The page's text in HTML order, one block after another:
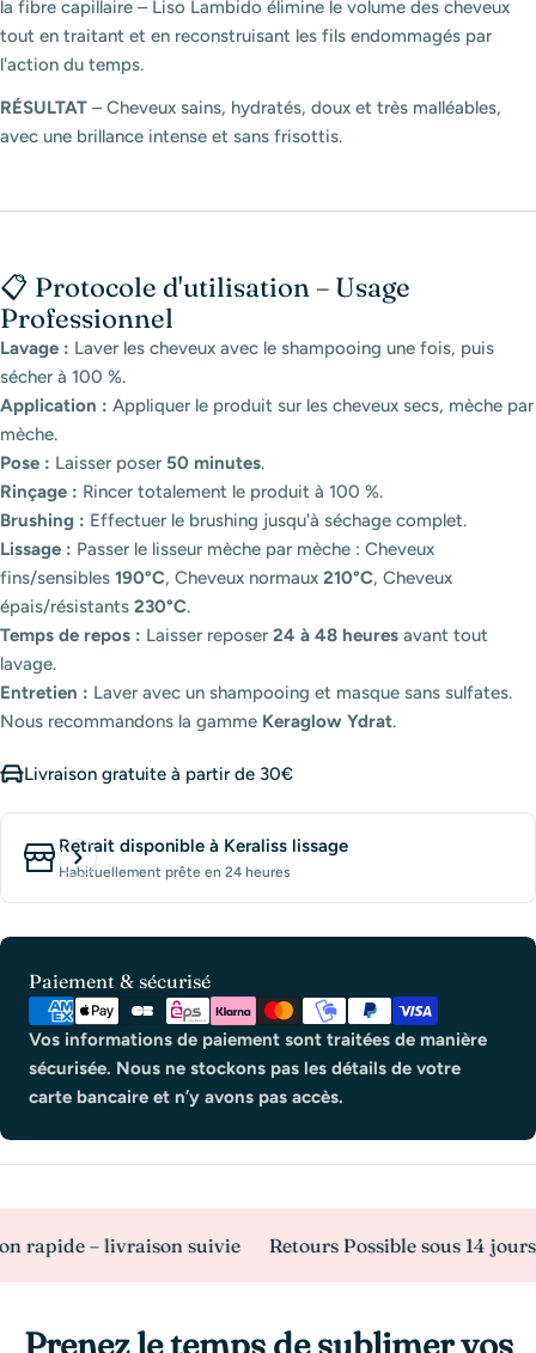
la fibre capillaire – Liso Lambido élimine le volume des cheveux
tout en traitant et en reconstruisant les fils endommagés par
l'action du temps.
RÉSULTAT – Cheveux sains, hydratés, doux et très malléables,
avec une brillance intense et sans frisottis.
📋 Protocole d'utilisation – Usage
Professionnel
Lavage : Laver les cheveux avec le shampooing une fois, puis
sécher à 100 %.
Application : Appliquer le produit sur les cheveux secs, mèche par
mèche.
Pose : Laisser poser 50 minutes.
Rinçage : Rincer totalement le produit à 100 %.
Brushing : Effectuer le brushing jusqu'à séchage complet.
Lissage : Passer le lisseur mèche par mèche : Cheveux
fins/sensibles 190°C, Cheveux normaux 210°C, Cheveux
épais/résistants 230°C.
Temps de repos : Laisser reposer 24 à 48 heures avant tout
lavage.
Entretien : Laver avec un shampooing et masque sans sulfates.
Nous recommandons la gamme Keraglow Ydrat.
Livraison gratuite à partir de 30€
Retrait disponible à Keraliss lissage
Habituellement prête en 24 heures
Paiement & sécurisé
Modes
paiement
Vos informations de paiement sont traitées de manière
sécurisée. Nous ne stockons pas les détails de votre
carte bancaire et n’y avons pas accès.
– livraison suivie Retours Possible sous 14 jours
Prenez le temps de sublimer vos